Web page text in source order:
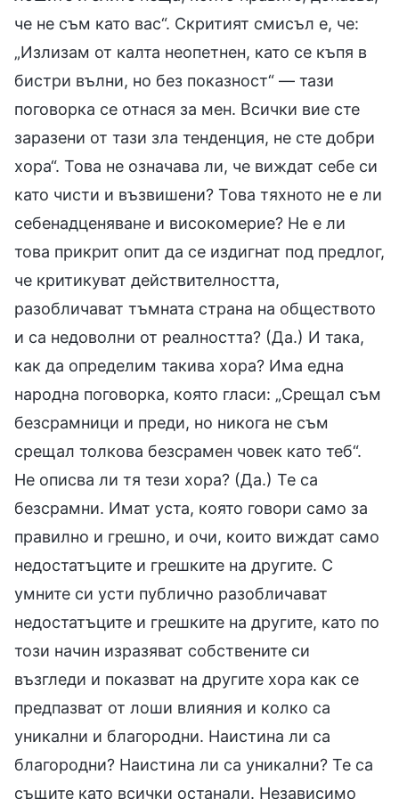
че не съм като вас“. Скритият смисъл е, че:
„Излизам от калта неопетнен, като се къпя в
бистри вълни, но без показност“ — тази
поговорка се отнася за мен. Всички вие сте
заразени от тази зла тенденция, не сте добри
хора“. Това не означава ли, че виждат себе си
като чисти и възвишени? Това тяхното не е ли
себенадценяване и високомерие? Не е ли
това прикрит опит да се издигнат под предлог,
че критикуват действителността,
разобличават тъмната страна на обществото
и са недоволни от реалността? (Да.) И така,
как да определим такива хора? Има една
народна поговорка, която гласи: „Срещал съм
безсрамници и преди, но никога не съм
срещал толкова безсрамен човек като теб“.
Не описва ли тя тези хора? (Да.) Те са
безсрамни. Имат уста, която говори само за
правилно и грешно, и очи, които виждат само
недостатъците и грешките на другите. С
умните си усти публично разобличават
недостатъците и грешките на другите, като по
този начин изразяват собствените си
възгледи и показват на другите хора как се
предпазват от лоши влияния и колко са
уникални и благородни. Наистина ли са
благородни? Наистина ли са уникални? Те са
същите като всички останали. Независимо